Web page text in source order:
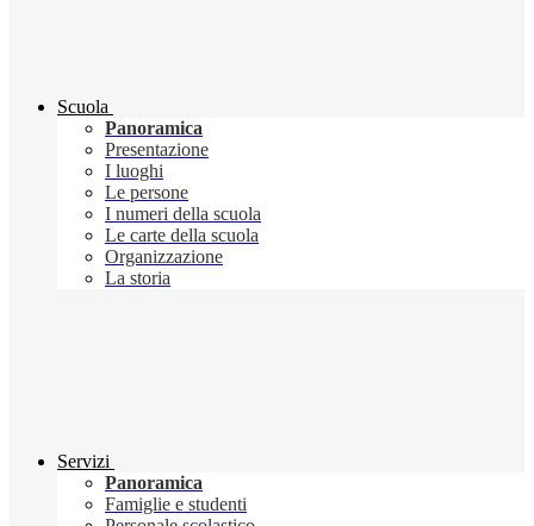
Scuola
Panoramica
Presentazione
I luoghi
Le persone
I numeri della scuola
Le carte della scuola
Organizzazione
La storia
Servizi
Panoramica
Famiglie e studenti